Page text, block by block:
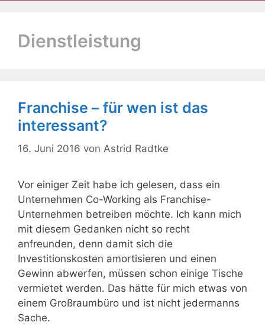
Dienstleistung
Franchise – für wen ist das
interessant?
16. Juni 2016 von Astrid Radtke
Vor einiger Zeit habe ich gelesen, dass ein
Unternehmen Co-Working als Franchise-
Unternehmen betreiben möchte. Ich kann mich
mit diesem Gedanken nicht so recht
anfreunden, denn damit sich die
Investitionskosten amortisieren und einen
Gewinn abwerfen, müssen schon einige Tische
vermietet werden. Das hätte für mich etwas von
einem Großraumbüro und ist nicht jedermanns
Sache.